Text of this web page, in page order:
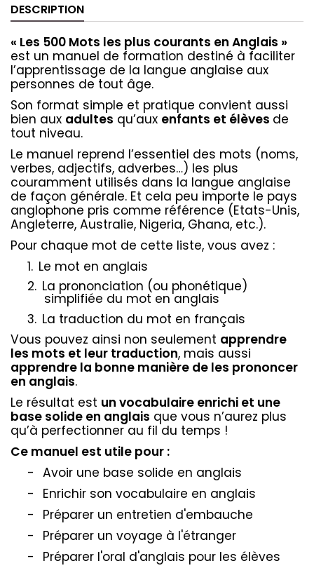
DESCRIPTION
« Les 500 Mots les plus courants en Anglais »
est un manuel de formation destiné à faciliter
l’apprentissage de la langue anglaise aux
personnes de tout âge.
Son format simple et pratique convient aussi
bien aux adultes qu’aux enfants et élèves de
tout niveau.
Le manuel reprend l’essentiel des mots (noms,
verbes, adjectifs, adverbes…) les plus
couramment utilisés dans la langue anglaise
de façon générale. Et cela peu importe le pays
anglophone pris comme référence (Etats-Unis,
Angleterre, Australie, Nigeria, Ghana, etc.).
Pour chaque mot de cette liste, vous avez :
1. Le mot en anglais
2. La prononciation (ou phonétique)
simplifiée du mot en anglais
3. La traduction du mot en français
Vous pouvez ainsi non seulement apprendre
les mots et leur traduction, mais aussi
apprendre la bonne manière de les prononcer
en anglais.
Le résultat est un vocabulaire enrichi et une
base solide en anglais que vous n’aurez plus
qu’à perfectionner au fil du temps !
Ce manuel est utile pour :
- Avoir une base solide en anglais
-
Enrichir son vocabulaire en anglais
-
Préparer un entretien d'embauche
-
Préparer un voyage à l'étranger
-
Préparer l'oral d'anglais pour les élèves